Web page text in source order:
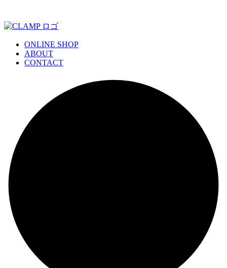
ONLINE SHOP
ABOUT
CONTACT